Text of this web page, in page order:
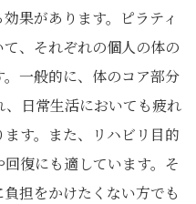
果があります。ピラティ
、それぞれの個人の体の
一般的に、体のコア部分
日常生活においても疲れ
す。また、リハビリ目的
復にも適しています。そ
担をかけたくない方でも